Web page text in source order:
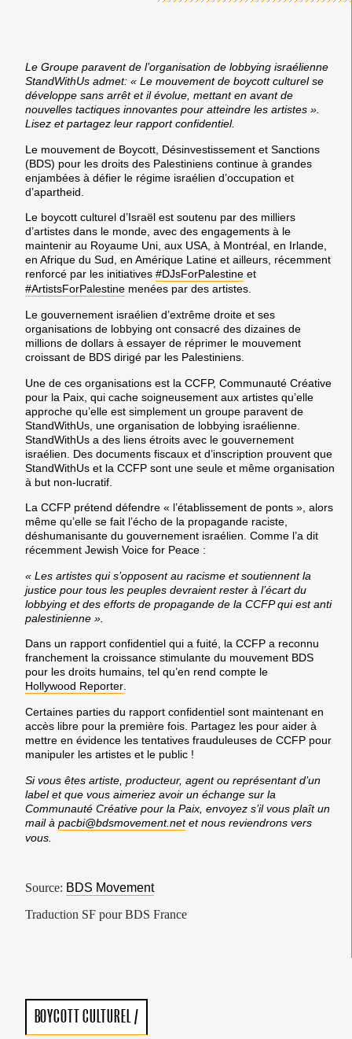
Le Groupe paravent de l’organisation de lobbying israélienne
StandWithUs admet: « Le mouvement de boycott culturel se
développe sans arrêt et il évolue, mettant en avant de
nouvelles tactiques innovantes pour atteindre les artistes ».
Lisez et partagez leur rapport confidentiel.
Le mouvement de Boycott, Désinvestissement et Sanctions
(BDS) pour les droits des Palestiniens continue à grandes
enjambées à défier le régime israélien d’occupation et
d’apartheid.
Le boycott culturel d’Israël est soutenu par des milliers
d’artistes dans le monde , avec des engagements à le
maintenir au Royaume Uni, aux USA, à Montréal, en Irlande,
en Afrique du Sud, en Amérique Latine et ailleurs, récemment
renforcé par les initiatives #DJsForPalestine et
#ArtistsForPalestine menées par des artistes.
Le gouvernement israélien d’extrême droite et ses
organisations de lobbying ont consacré des dizaines de
millions de dollars à essayer de réprimer le mouvement
croissant de BDS dirigé par les Palestiniens.
Une de ces organisations est la CCFP, Communauté Créative
pour la Paix, qui cache soigneusement aux artistes qu’elle
approche qu’elle est simplement un groupe paravent de
StandWithUs, une organisation de lobbying israélienne.
StandWithUs a des liens étroits avec le gouvernement
israélien . Des documents fiscaux et d’inscription prouvent que
StandWithUs et la CCFP sont une seule et même organisation
à but non-lucratif.
La CCFP prétend défendre « l’établissement de ponts », alors
même qu’elle se fait l’écho de la propagande raciste,
déshumanisante du gouvernement israélien. Comme l’a dit
récemment Jewish Voice for Peace :
« Les artistes qui s’opposent au racisme et soutiennent la
justice pour tous les peuples devraient rester à l’écart du
lobbying et des efforts de propagande de la CCFP qui est anti
palestinienne ».
Dans un rapport confidentiel qui a fuité, la CCFP a reconnu
franchement la croissance stimulante du mouvement BDS
pour les droits humains, tel qu’en rend compte le
Hollywood Reporter
Certaines parties du rapport confidentiel sont maintenant en
accès libre pour la première fois. Partagez les pour aider à
mettre en évidence les tentatives frauduleuses de CCFP pour
manipuler les artistes et le public !
Si vous êtes artiste, producteur, agent ou représentant d’un
label et que vous aimeriez avoir un échange sur la
Communauté Créative pour la Paix, envoyez s’il vous plaît un
mail à pacbi@bdsmovement.netet nous reviendrons vers
vous.
Source: BDS Movement
Traduction SF pour BDS France
BOYCOTT CULTUREL/